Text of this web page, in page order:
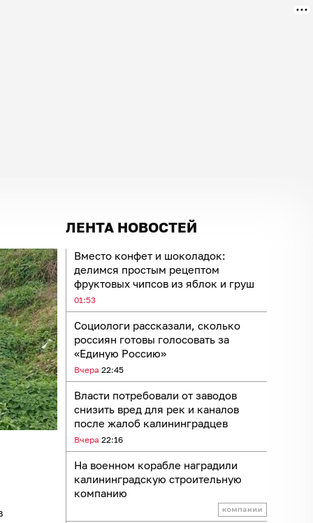
ЛЕНТА НОВОСТЕЙ
Вместо конфет и шоколадок:
делимся простым рецептом
фруктовых чипсов из яблок и груш
01:53
Социологи рассказали, сколько
россиян готовы голосовать за
«Единую Россию»
Вчера 22:45
Власти потребовали от заводов
снизить вред для рек и каналов
после жалоб калининградцев
Вчера 22:16
На военном корабле наградили
калининградскую строительную
компанию